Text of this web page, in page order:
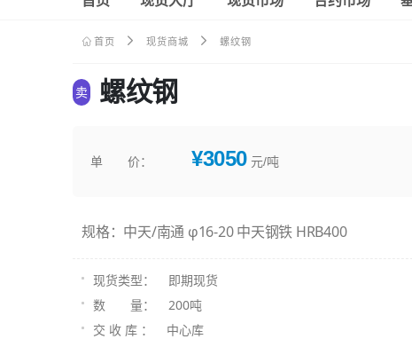
首页 现货商城 螺纹钢
卖 螺纹钢
单 价： ¥3050 元/吨
规格：中天/南通 φ16-20 中天钢铁 HRB400
现货类型： 即期现货
数 量： 200吨
交 收 库 ： 中心库